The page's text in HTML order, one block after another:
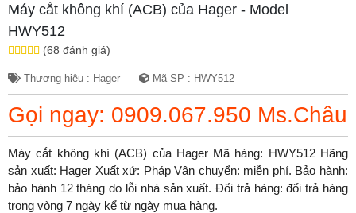
Máy cắt không khí (ACB) của Hager - Model
HWY512
(68 đánh giá)
Thương hiệu : Hager Mã SP : HWY512
Gọi ngay: 0909.067.950 Ms.Châu
Máy cắt không khí (ACB) của Hager Mã hàng: HWY512 Hãng
sản xuất: Hager Xuất xứ: Pháp Vận chuyển: miễn phí. Bảo hành:
bảo hành 12 tháng do lỗi nhà sản xuất. Đổi trả hàng: đổi trả hàng
trong vòng 7 ngày kể từ ngày mua hàng.